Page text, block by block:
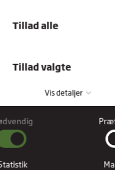
inden for sociale
og
kan kombinere disse data
du har givet dem, eller
Tillad valgte
Tillad alle
Vis detaljer
cookies hjælper med at gøre en
at aktivere grundlæggende
pageshift